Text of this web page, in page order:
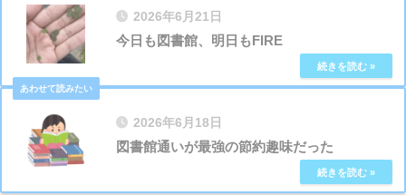
2026年6月21日
今日も図書館、明日もFIRE
2026年6月18日
図書館通いが最強の節約趣味だった